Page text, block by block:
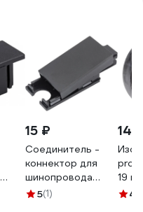
15 ₽
Cоединитель -
коннектор для
шинопровода
FERON черный,
5(1)
19
4.7